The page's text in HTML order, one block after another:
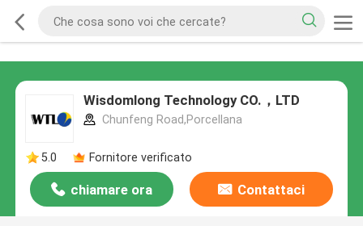
Wisdomlong Technology CO.，LTD
Chunfeng Road,Porcellana
5.0 Fornitore verificato
chiamare ora Contattaci